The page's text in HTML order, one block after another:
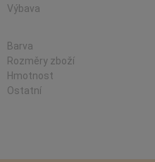
Výbava
Barva
Rozměry zboží
Hmotnost
Ostatní